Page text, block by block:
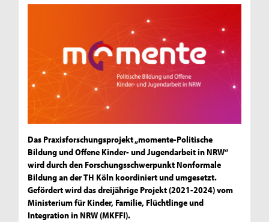
Das Praxisforschungsprojekt „momente-Politische
Bildung und Offene Kinder- und Jugendarbeit in NRW“
wird durch den Forschungsschwerpunkt Nonformale
Bildung an der TH Köln koordiniert und umgesetzt.
Gefördert wird das dreijährige Projekt (2021-2024) vom
Ministerium für Kinder, Familie, Flüchtlinge und
Integration in NRW (MKFFI).